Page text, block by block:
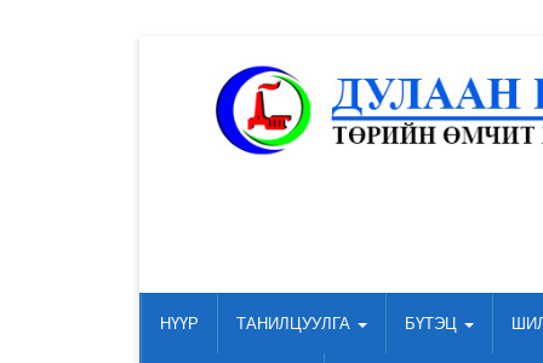
НҮҮР ТАНИЛЦУУЛГА БҮТЭЦ